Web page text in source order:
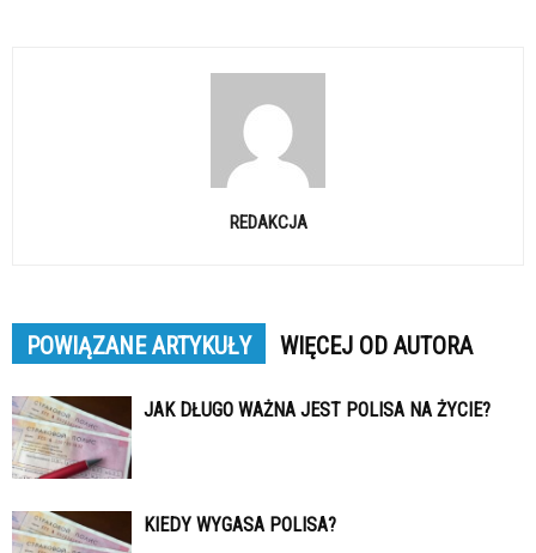
REDAKCJA
POWIĄZANE ARTYKUŁY WIĘCEJ OD AUTORA
JAK DŁUGO WAŻNA JEST POLISA NA ŻYCIE?
KIEDY WYGASA POLISA?